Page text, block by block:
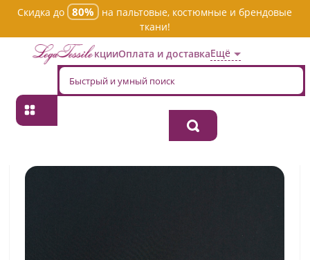
Скидка до 80%
на пальтовые, костюмные и брендовые
ткани!
АкцииОплата и доставкаЕщё
Главная
Ткань хлопок плательно-